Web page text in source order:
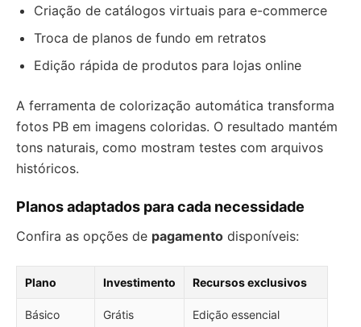
Criação de catálogos virtuais para e-commerce
Troca de planos de fundo em retratos
Edição rápida de produtos para lojas online
A ferramenta de colorização automática transforma
fotos PB em imagens coloridas. O resultado mantém
tons naturais, como mostram testes com arquivos
históricos.
Planos adaptados para cada necessidade
Confira as opções de pagamento disponíveis:
Plano Investimento Recursos exclusivos
Básico Grátis Edição essencial